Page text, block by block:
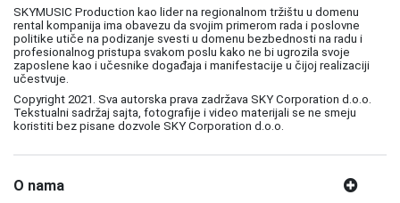
SKYMUSIC Production kao lider na regionalnom tržištu u domenu
rental kompanija ima obavezu da svojim primerom rada i poslovne
politike utiče na podizanje svesti u domenu bezbednosti na radu i
profesionalnog pristupa svakom poslu kako ne bi ugrozila svoje
zaposlene kao i učesnike događaja i manifestacije u čijoj realizaciji
učestvuje.
Copyright 2021. Sva autorska prava zadržava SKY Corporation d.o.o.
Tekstualni sadržaj sajta, fotografije i video materijali se ne smeju
koristiti bez pisane dozvole SKY Corporation d.o.o.
O nama